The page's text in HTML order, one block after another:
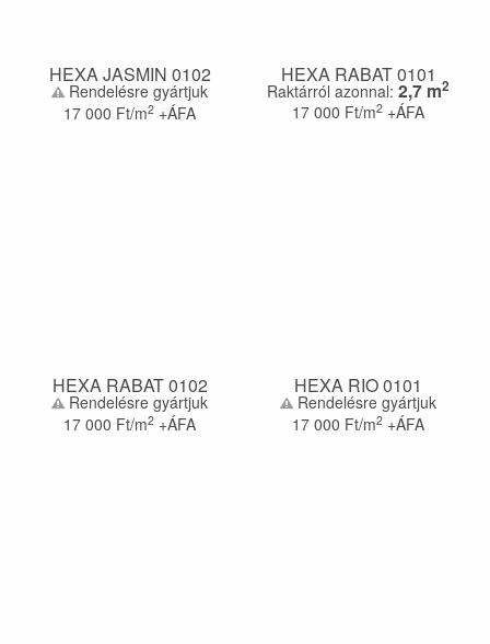
HEXA JASMIN 0102
Rendelésre gyártjuk
17 000 Ft/m2 +ÁFA
HEXA RABAT 0101
Raktárról azonnal: 2,7 m2
17 000 Ft/m2 +ÁFA
HEXA RABAT 0102
Rendelésre gyártjuk
17 000 Ft/m2 +ÁFA
HEXA RIO 0101
Rendelésre gyártjuk
17 000 Ft/m2 +ÁFA